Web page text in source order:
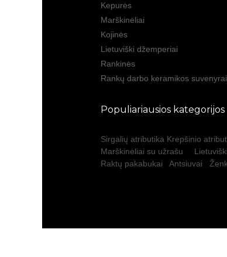
Kepurės
Marškinėliai
Kojinės
Lietuviški džemperiai
Rankinės
Rankų darbo keramikos suvenyrai
Populiariausios kategorijos
Sirgalių atributika Krepšinio
Marškinėliai su užrašu
Raktų pakabukai
Antsiuvai